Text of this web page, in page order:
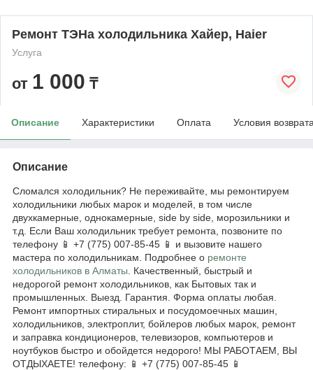
Ремонт ТЭНа холодильника Хайер, Haier
Услуга
от 1 000 ₸
Описание Характеристики Оплата Условия
Описание
Сломался холодильник? Не переживайте, мы ремонтируем
холодильники любых марок и моделей, в том числе
двухкамерные, однокамерные, side by side, морозильники и
т.д. Если Ваш холодильник требует ремонта, позвоните по
телефону 📱 +7 (775) 007-85-45 📱 и вызовите нашего
мастера по холодильникам. Подробнее о ремонте
холодильников в Алматы . Качественный, быстрый и
недорогой ремонт холодильников, как Бытовых так и
промышленных. Выезд. Гарантия. Форма оплаты любая.
Ремонт импортных стиральных и посудомоечных машин,
холодильников, электроплит, бойлеров любых марок, ремонт
и заправка кондиционеров, телевизоров, компьютеров и
ноутбуков быстро и обойдется недорого! МЫ РАБОТАЕМ, ВЫ
ОТДЫХАЕТЕ! телефону: 📱 +7 (775) 007-85-45 📱